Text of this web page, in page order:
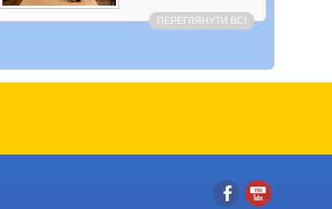
ПЕРЕГЛЯНУТИ ВСІ